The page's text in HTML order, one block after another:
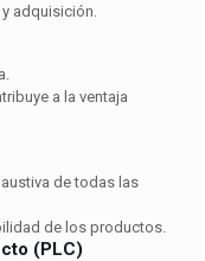
adquisición.
a la ventaja
de todas las
de los productos.
(PLC)